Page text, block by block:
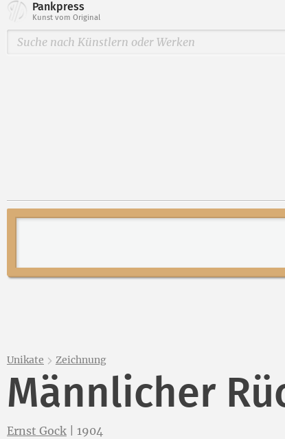
Pankpress
Kunst vom Original
Unikate Zeichnung
Männlicher
Ernst Gock 1904